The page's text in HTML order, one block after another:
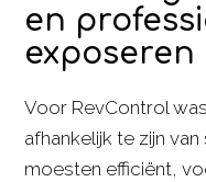
en
exposeren
Voor RevControl
afhankelijk te zijn
moesten efficiënt,